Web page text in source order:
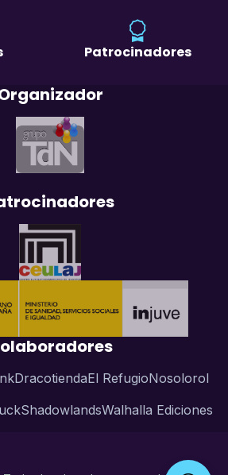
Patrocinadores
DracotiendaEl RefugioNosolorol
ShadowlandsWalhalla Ediciones